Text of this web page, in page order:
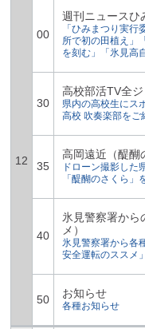
12
00
週刊ニュースひ
「ひみまつり実
所で初の田植え」
を刻む」「氷見高
30
高校部活TV全
県内の高校生にス
高校 吹奏楽部をご
35
高岡遠近（醍醐
ドローン撮影した
「醍醐のさくら」
40
氷見警察署から
メ）
氷見警察署から各
安全運転のススメ
50 お知らせ
各種お知らせ